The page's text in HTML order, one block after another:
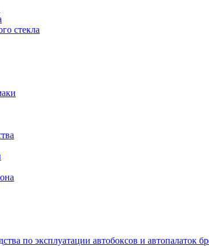
стекла
по эксплуатации автобоксов и автопалаток